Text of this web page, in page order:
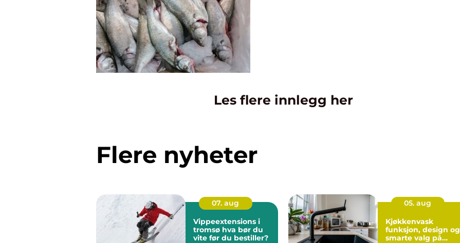
Les flere innlegg her
Flere nyheter
07. aug
Vippeextensions i
tromsø hva bør du
vite før du bestiller?
05. aug
Kjøkkenvask
funksjon, design og
smarte valg på